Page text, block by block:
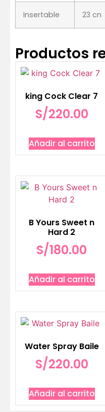
Insertable 23 cn
Productos
king Cock Clear 7
S/220.00
Añadir al carrito
B Yours Sweet n
Hard 2
S/180.00
Añadir al carrito
Water Spray Baile
S/220.00
Añadir al carrito